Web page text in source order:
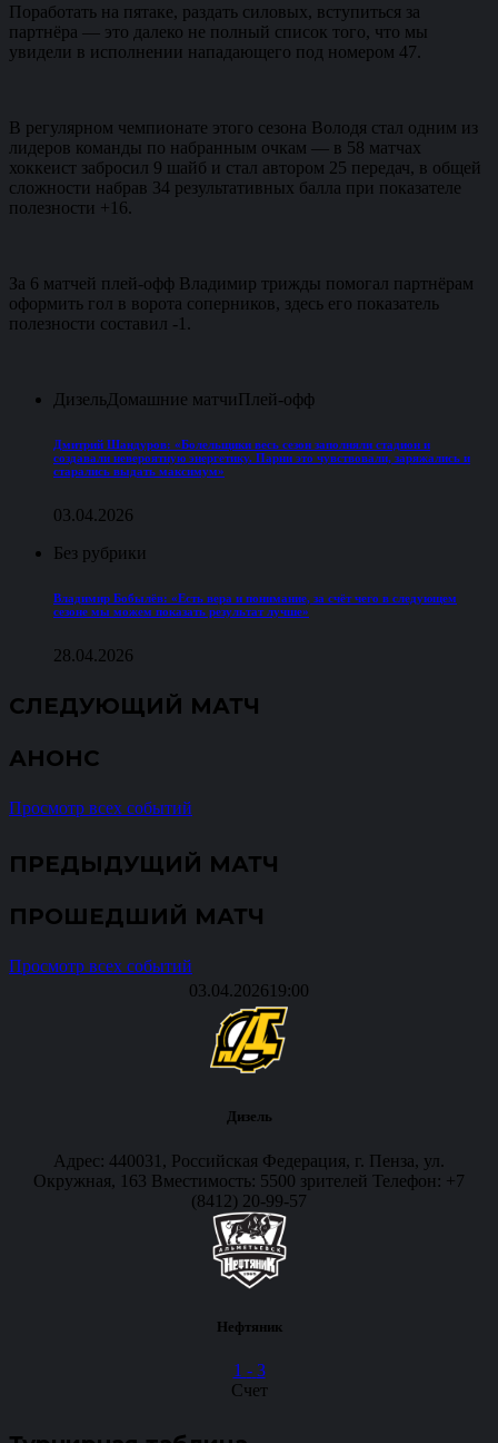
Поработать на пятаке, раздать силовых, вступиться за
партнёра — это далеко не полный список того, что мы
увидели в исполнении нападающего под номером 47.
В регулярном чемпионате этого сезона Володя стал одним из
лидеров команды по набранным очкам — в 58 матчах
хоккеист забросил 9 шайб и стал автором 25 передач, в общей
сложности набрав 34 результативных балла при показателе
полезности +16.
За 6 матчей плей-офф Владимир трижды помогал партнёрам
оформить гол в ворота соперников, здесь его показатель
полезности составил -1.
ДизельДомашние матчиПлей-офф
Дмитрий Шандуров: «Болельщики весь сезон заполняли стадион и
создавали невероятную энергетику. Парни это чувствовали, заряжались и
старались выдать максимум»
03.04.2026
Без рубрики
Владимир Бобылёв: «Есть вера и понимание, за счёт чего в следующем
сезоне мы можем показать результат лучше»
28.04.2026
СЛЕДУЮЩИЙ МАТЧ
АНОНС
Просмотр всех событий
ПРЕДЫДУЩИЙ МАТЧ
ПРОШЕДШИЙ МАТЧ
Просмотр всех событий
03.04.2026 19:00
Дизель
Адрес: 440031, Российская Федерация, г. Пенза, ул.
Окружная, 163 Вместимость: 5500 зрителей Телефон: +7
(8412) 20-99-57
Нефтяник
1 - 3
Счет